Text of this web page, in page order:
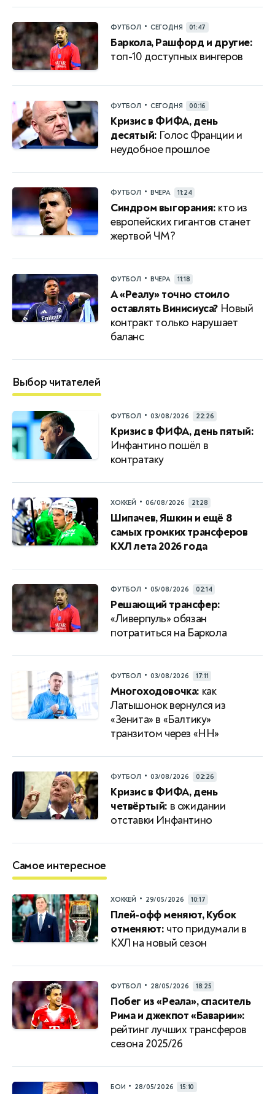
ФУТБОЛ • СЕГОДНЯ 01:47
Баркола, Рашфорд и другие:
топ-10 доступных вингеров
ФУТБОЛ • СЕГОДНЯ 00:16
Кризис в ФИФА, день
десятый: Голос Франции и
неудобное прошлое
ФУТБОЛ • ВЧЕРА 11:24
Синдром выгорания: кто из
европейских гигантов станет
жертвой ЧМ?
ФУТБОЛ • ВЧЕРА 11:18
А «Реалу» точно стоило
оставлять Винисиуса? Новый
контракт только нарушает
баланс
Выбор читателей
ФУТБОЛ • 03/08/2026 22:26
Кризис в ФИФА, день пятый:
Инфантино пошёл в
контратаку
ХОККЕЙ • 06/08/2026 21:28
Шипачев, Яшкин и ещё 8
самых громких трансферов
КХЛ лета 2026 года
ФУТБОЛ • 05/08/2026 02:14
Решающий трансфер:
«Ливерпуль» обязан
потратиться на Баркола
ФУТБОЛ • 03/08/2026 17:11
Многоходовочка: как
Латышонок вернулся из
«Зенита» в «Балтику»
транзитом через «НН»
ФУТБОЛ • 03/08/2026 02:26
Кризис в ФИФА, день
четвёртый: в ожидании
отставки Инфантино
Самое интересное
ХОККЕЙ • 29/05/2026 10:17
Плей-офф меняют, Кубок
отменяют: что придумали в
КХЛ на новый сезон
ФУТБОЛ • 28/05/2026 18:25
Побег из «Реала», спаситель
Рима и джекпот «Баварии»:
рейтинг лучших трансферов
сезона 2025/26
БОИ • 28/05/2026 15:10